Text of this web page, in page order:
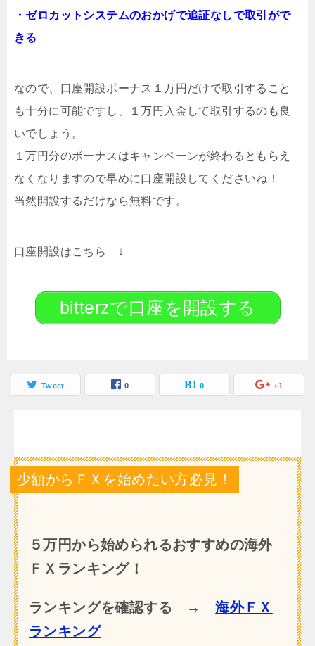
・ゼロカットシステムのおかげで追証なしで取引がで
きる
なので、口座開設ボーナス１万円だけで取引すること
も十分に可能ですし、１万円入金して取引するのも良
いでしょう。
１万円分のボーナスはキャンペーンが終わるともらえ
なくなりますので早めに口座開設してくださいね！
当然開設するだけなら無料です。
口座開設はこちら ↓
bitterzで口座を開設する
Tweet 0 0 +1
少額からＦＸを始めたい方必見！
５万円から始められるおすすめの海外
ＦＸランキング！
ランキングを確認する →海外ＦＸ
ランキング